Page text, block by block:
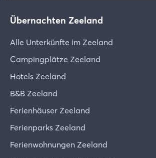
Übernachten Zeeland
Alle Unterkünfte im Zeeland
Campingplätze Zeeland
Hotels Zeeland
B&B Zeeland
Ferienhäuser Zeeland
Ferienparks Zeeland
Ferienwohnungen Zeeland